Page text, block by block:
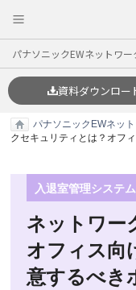
パナソニックEWネットワ
資料ダウンロー
パナソニックEWネッ
クセキュリティとは？オフ
入退室管理システム
ネットワー
オフィス向
意するべき